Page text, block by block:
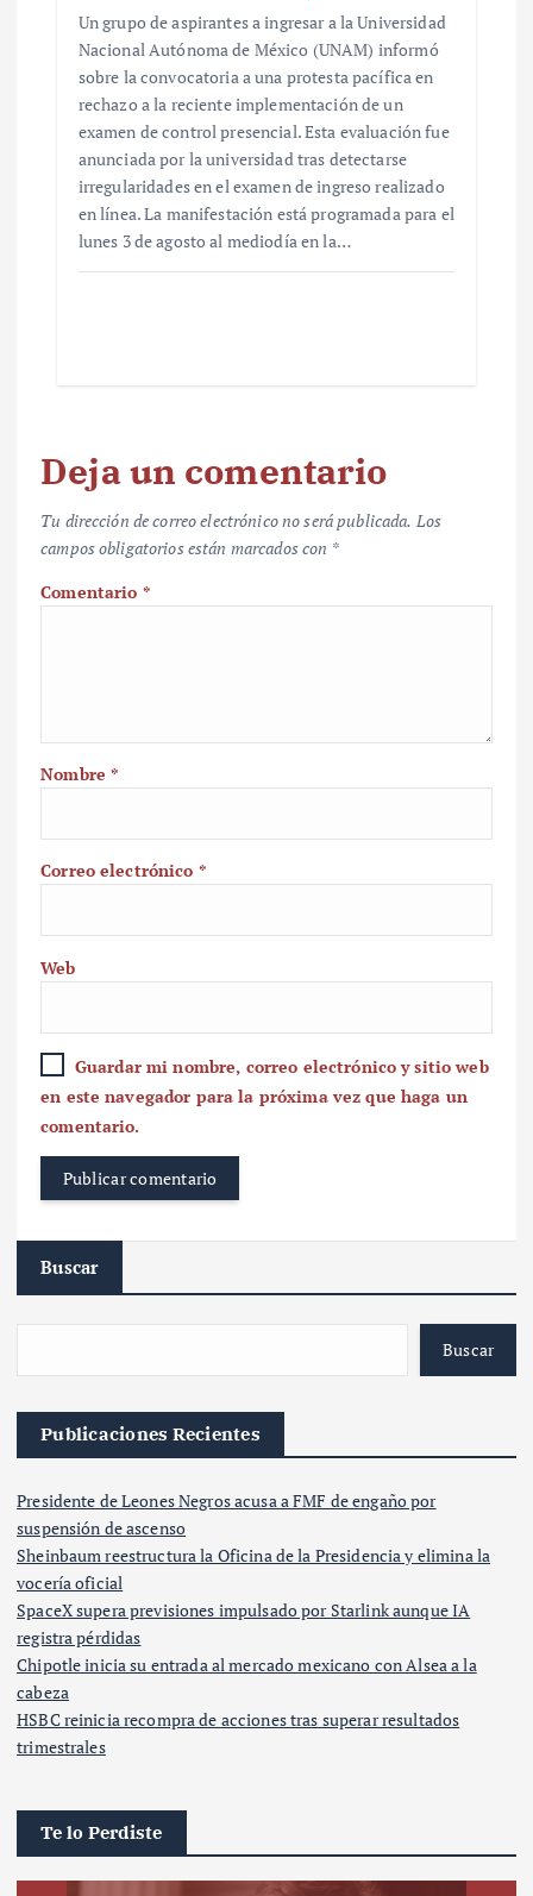
Un grupo de aspirantes a ingresar a la Universidad
Nacional Autónoma de México (UNAM) informó
sobre la convocatoria a una protesta pacífica en
rechazo a la reciente implementación de un
examen de control presencial. Esta evaluación fue
anunciada por la universidad tras detectarse
irregularidades en el examen de ingreso realizado
en línea. La manifestación está programada para el
lunes 3 de agosto al mediodía en la…
Deja un comentario
Tu dirección de correo electrónico no será publicada. Los
campos obligatorios están marcados con *
Comentario *
Nombre*
Correo electrónico *
Web
Guardar mi nombre, correo electrónico y sitio web
en este navegador para la próxima vez que haga un
comentario.
Buscar
Buscar
Publicaciones Recientes
Presidente de Leones Negros acusa a FMF de engaño por
suspensión de ascenso
Sheinbaum reestructura la Oficina de la Presidencia y elimina la
vocería oficial
SpaceX supera previsiones impulsado por Starlink aunque IA
registra pérdidas
Chipotle inicia su entrada al mercado mexicano con Alsea a la
cabeza
HSBC reinicia recompra de acciones tras superar resultados
trimestrales
Te lo Perdiste